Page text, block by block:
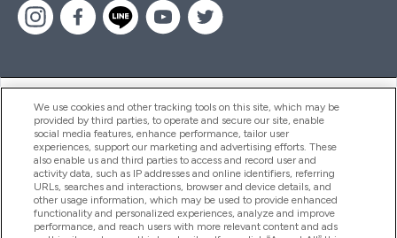
ヘルプ＆ガイド
商品について
会社概要
We use cookies and other tracking tools on this site, which may be
provided by third parties, to operate and secure our site, enable
social media features, enhance performance, tailor user
experiences, support our marketing and advertising efforts. These
also enable us and third parties to access and record user and
activity data, such as IP addresses and online identifiers, referring
URLs, searches and interactions, browser and device details, and
other usage information, which may be used to provide enhanced
functionality and personalized experiences, analyze and improve
performance, and reach users with more relevant content and ads